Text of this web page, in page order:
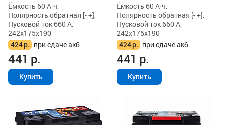
Ёмкость 60 А·ч,
Полярность обратная [- +],
Пусковой ток 660 А,
242x175x190
424р. при сдаче акб
441 р.
Купить
Ёмкость 60 А·ч,
Полярность обратная [- +],
Пусковой ток 660 А,
242x175x190
424р. при сдаче акб
441 р.
Купить